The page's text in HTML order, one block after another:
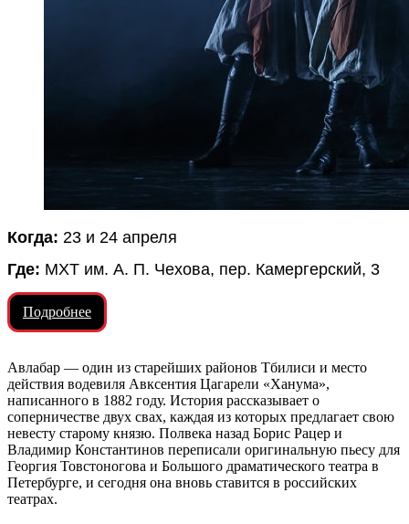
Когда: 23 и 24 апреля
Где: МХТ им. А. П. Чехова, пер. Камергерский, 3
Подробнее
Авлабар — один из старейших районов Тбилиси и место
действия водевиля Авксентия Цагарели «Ханума»,
написанного в 1882 году. История рассказывает о
соперничестве двух свах, каждая из которых предлагает свою
невесту старому князю. Полвека назад Борис Рацер и
Владимир Константинов переписали оригинальную пьесу для
Георгия Товстоногова и Большого драматического театра в
Петербурге, и сегодня она вновь ставится в российских
театрах.